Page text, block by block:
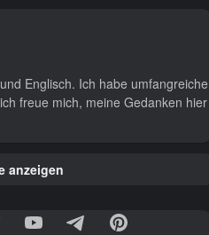
Englisch. Ich habe umfangreiche
freue mich, meine Gedanken hier
anzeigen